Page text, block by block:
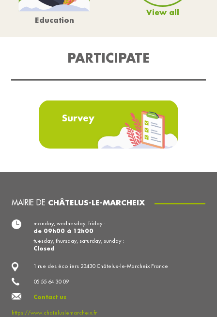
Education
View all
PARTICIPATE
Survey
MAIRIE DE CHÂTELUS-LE-MARCHEIX
1 rue des écoliers 23430 Châtelus-le-Marcheix France
05 55 64 30 09
Contact us
https://www.chateluslemarcheix.fr
monday, wednesday, friday :
de 09h00 à 12h00
tuesday, thursday, saturday, sunday :
Closed